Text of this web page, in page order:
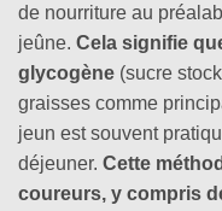
de nourriture au
jeûne. Cela signifie
glycogène (sucre
graisses comme
jeun est souvent
déjeuner. Cette
coureurs, y compris